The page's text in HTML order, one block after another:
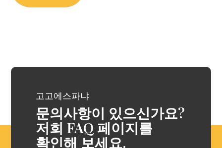
고고에스파냐
문의사항이 있으신가요?
저희 FAQ 페이지를
확인해 보세요.